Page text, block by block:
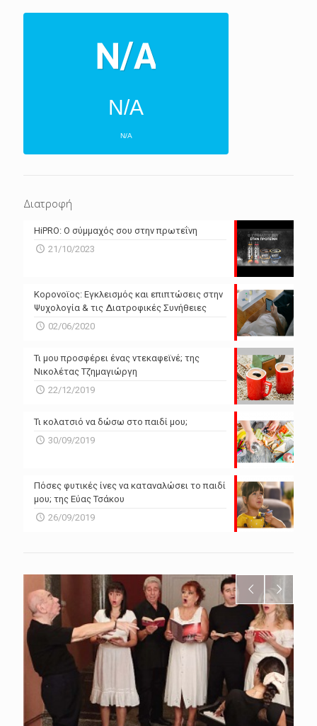
N/A
N/A
N/A
Powered by Forecast.io
Διατροφή
HiPRO: Ο σύμμαχός σου στην πρωτεΐνη
21/10/2023
Κορονοϊος: Εγκλεισμός και επιπτώσεις στην
Ψυχολογία & τις Διατροφικές Συνήθειες
02/06/2020
Τι μου προσφέρει ένας ντεκαφεϊνέ; της
Νικολέτας Τζημαγιώργη
22/12/2019
Τι κολατσιό να δώσω στο παιδί μου;
30/09/2019
Πόσες φυτικές ίνες να καταναλώσει το παιδί
μου; της Εύας Τσάκου
26/09/2019